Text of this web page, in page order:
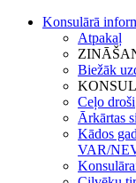
Konsulārā
Atpakaļ
Biežāk
Ceļo droši
Ārkārtas
Kādos
VAR/